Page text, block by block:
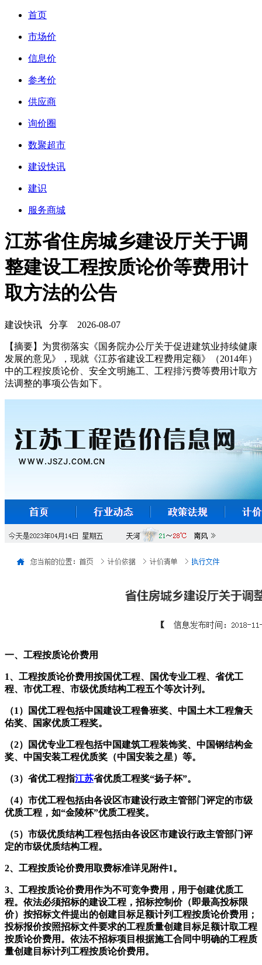
首页
市场价
信息价
参考价
供应商
询价圈
数聚超市
建设快讯
建识
服务商城
江苏省住房城乡建设厅关于调
整建设工程按质论价等费用计
取方法的公告
建设快讯 分享 2026-08-07
【摘要】为贯彻落实《国务院办公厅关于促进建筑业持续健康
发展的意见》，现就《江苏省建设工程费用定额》（2014年）
中的工程按质论价、安全文明施工、工程排污费等费用计取方
法调整的事项公告如下。
一、工程按质论价费用
1、工程按质论价费用按国优工程、国优专业工程、省优工
程、市优工程、市级优质结构工程五个等次计列。
（1）国优工程包括中国建设工程鲁班奖、中国土木工程詹天
佑奖、国家优质工程奖。
（2）国优专业工程包括中国建筑工程装饰奖、中国钢结构金
奖、中国安装工程优质奖（中国安装之星）等。
（3）省优工程指江苏省优质工程奖“扬子杯”。
（4）市优工程包括由各设区市建设行政主管部门评定的市级
优质工程，如“金陵杯”优质工程奖。
（5）市级优质结构工程包括由各设区市建设行政主管部门评
定的市级优质结构工程。
2、工程按质论价费用取费标准详见附件1。
3、工程按质论价费用作为不可竞争费用，用于创建优质工
程。依法必须招标的建设工程，招标控制价（即最高投标限
价）按招标文件提出的创建目标足额计列工程按质论价费用；
投标报价按照招标文件要求的工程质量创建目标足额计取工程
按质论价费用。依法不招标项目根据施工合同中明确的工程质
量创建目标计列工程按质论价费用。